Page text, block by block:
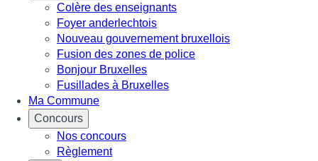
Colère des enseignants
Foyer anderlechtois
Nouveau gouvernement bruxellois
Fusion des zones de police
Bonjour Bruxelles
Fusillades à Bruxelles
Ma Commune
Concours
Nos concours
Règlement